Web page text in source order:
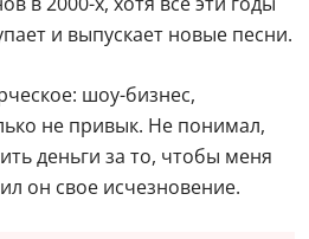
и выпускает новые песни.
шоу-бизнес,
не привык. Не понимал,
деньги за то, чтобы меня
он свое исчезновение.